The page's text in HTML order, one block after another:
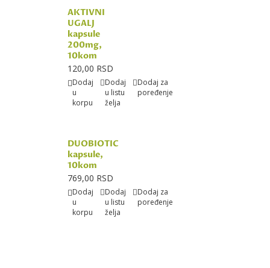
AKTIVNI
UGALJ
kapsule
200mg,
10kom
120,00 RSD
Dodaj
u
korpu
Dodaj
u listu
želja
Dodaj za
poređenje
DUOBIOTIC
kapsule,
10kom
769,00 RSD
Dodaj
u
korpu
Dodaj
u listu
želja
Dodaj za
poređenje